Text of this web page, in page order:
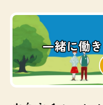
一緒に働